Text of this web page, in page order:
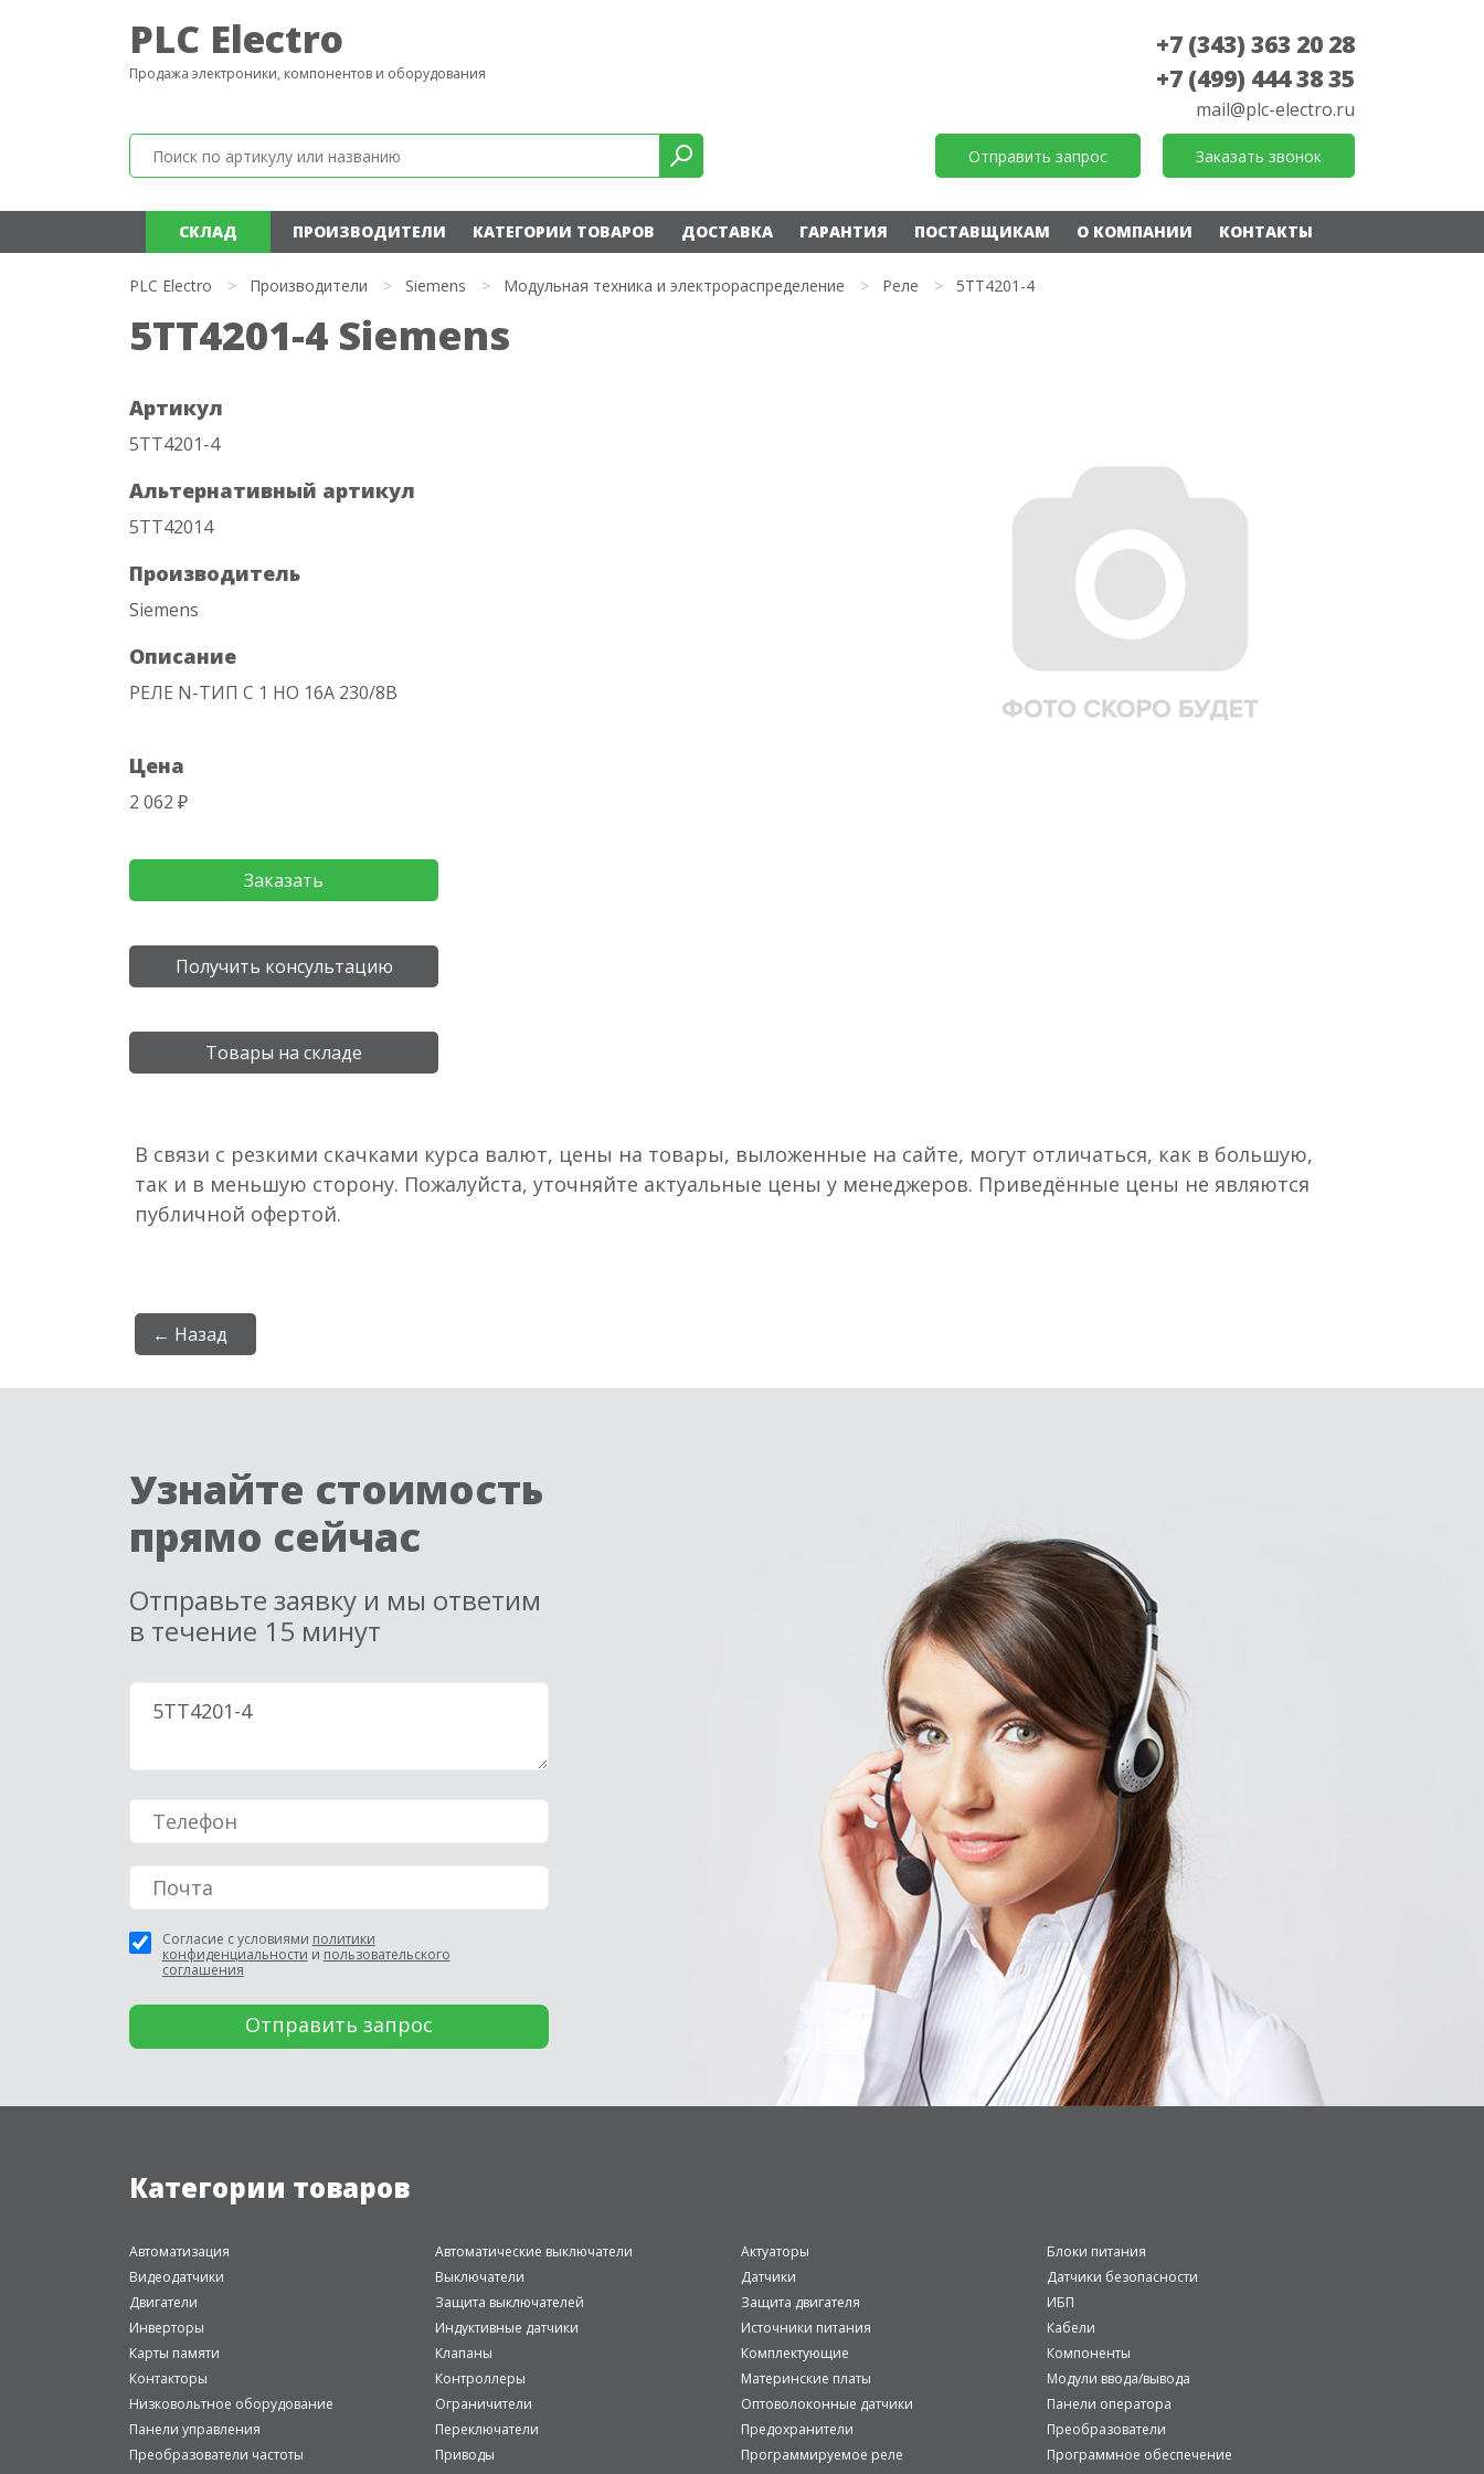
PLC Electro
Продажа электроники, компонентов и оборудования
+7 (343) 363 20 28
+7 (499) 444 38 35
mail@plc-electro.ru
Отправить запрос Заказать звонок
СКЛАД ПРОИЗВОДИТЕЛИ КАТЕГОРИИ ТОВАРОВ ДОСТАВКА ГАРАНТИЯ ПОСТАВЩИКАМ О КОМПАНИИ КОНТАКТЫ
PLC Electro > Производители > Siemens > Модульная техника и электрораспределение > Реле > 5TT4201-4
5TT4201-4 Siemens
Артикул
5TT4201-4
Альтернативный артикул
5TT42014
Производитель
Siemens
Описание
РЕЛЕ N-ТИП С 1 НО 16А 230/8В
Цена
2 062 ₽
Заказать
Получить консультацию
Товары на складе
В связи с резкими скачками курса валют, цены на товары, выложенные на сайте, могут отличаться, как в большую,
так и в меньшую сторону. Пожалуйста, уточняйте актуальные цены у менеджеров. Приведённые цены не являются
публичной офертой.
← Назад
Узнайте стоимость
прямо сейчас
Отправьте заявку и мы ответим
в течение 15 минут
Согласие с условиями политики
конфиденциальности и пользовательского
соглашения
Категории товаров
Автоматизация Автоматические выключатели Актуаторы
Блоки питания
Видеодатчики
Выключатели Датчики
Датчики безопасности
Двигатели
Защита выключателей Защита двигателя
ИБП
Инверторы
Индуктивные датчики Источники питания
Кабели
Карты памяти
Клапаны Комплектующие
Компоненты
Контакторы
Контроллеры Материнские платы
Модули ввода/вывода
Низковольтное оборудование
Ограничители Оптоволоконные датчики
Панели оператора
Панели управления
Переключатели Предохранители
Преобразователи
Преобразователи частоты
Приводы Программируемое реле
Программное обеспечение